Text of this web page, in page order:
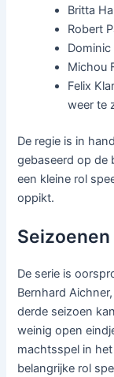
Britta
Robert
Dominic
Michou
Felix
weer te
De regie is in
gebaseerd op de
een kleine rol
oppikt.
De serie is
Bernhard
derde seizoen
weinig open
machtsspel in
belangrijke rol